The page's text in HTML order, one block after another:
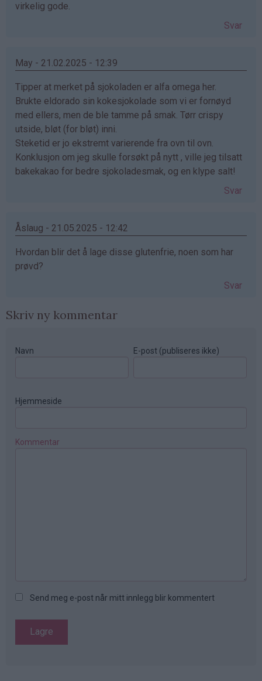
virkelig gode.
Svar
May - 21.02.2025 - 12:39
Tipper at merket på sjokoladen er alfa omega her.
Brukte eldorado sin kokesjokolade som vi er fornøyd
med ellers, men de ble tamme på smak. Tørr crispy
utside, bløt (for bløt) inni.
Steketid er jo ekstremt varierende fra ovn til ovn.
Konklusjon om jeg skulle forsøkt på nytt , ville jeg tilsatt
bakekakao for bedre sjokoladesmak, og en klype salt!
Svar
Åslaug - 21.05.2025 - 12:42
Hvordan blir det å lage disse glutenfrie, noen som har
prøvd?
Svar
Skriv ny kommentar
Navn E-post (publiseres ikke)
Hjemmeside
Kommentar
Send meg e-post når mitt innlegg blir kommentert